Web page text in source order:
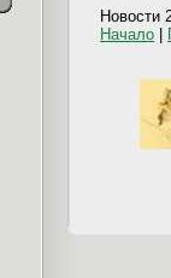
Новости
Начало